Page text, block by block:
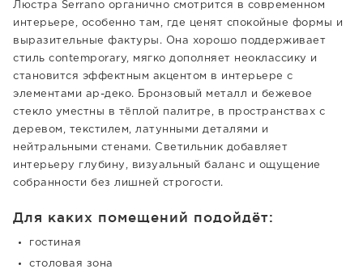
Люстра Serrano органично смотрится в современном
интерьере, особенно там, где ценят спокойные формы и
выразительные фактуры. Она хорошо поддерживает
стиль contemporary, мягко дополняет неоклассику и
становится эффектным акцентом в интерьере с
элементами ар-деко. Бронзовый металл и бежевое
стекло уместны в тёплой палитре, в пространствах с
деревом, текстилем, латунными деталями и
нейтральными стенами. Светильник добавляет
интерьеру глубину, визуальный баланс и ощущение
собранности без лишней строгости.
Для каких помещений подойдёт:
гостиная
столовая зона